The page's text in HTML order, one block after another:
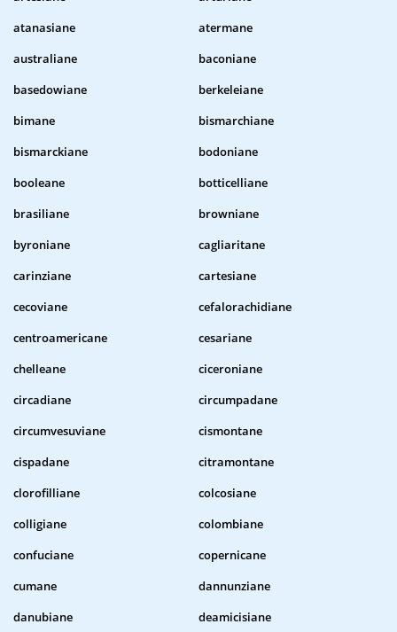
atanasiane
atermane
australiane
baconiane
basedowiane
berkeleiane
bimane
bismarchiane
bismarckiane
bodoniane
booleane
botticelliane
brasiliane
browniane
byroniane
cagliaritane
carinziane
cartesiane
cecoviane
cefalorachidiane
centroamericane
cesariane
chelleane
ciceroniane
circadiane
circumpadane
circumvesuviane
cismontane
cispadane
citramontane
clorofilliane
colcosiane
colligiane
colombiane
confuciane
copernicane
cumane
dannunziane
danubiane
deamicisiane